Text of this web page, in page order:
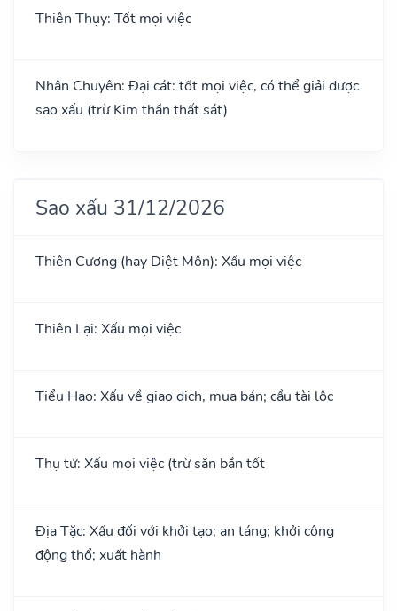
Thiên Thụy: Tốt mọi việc
Nhân Chuyên: Đại cát: tốt mọi việc, có thể giải được
sao xấu (trừ Kim thần thất sát)
Sao xấu 31/12/2026
Thiên Cương (hay Diệt Môn): Xấu mọi việc
Thiên Lại: Xấu mọi việc
Tiểu Hao: Xấu về giao dịch, mua bán; cầu tài lộc
Thụ tử: Xấu mọi việc (trừ săn bắn tốt
Địa Tặc: Xấu đối với khởi tạo; an táng; khởi công
động thổ; xuất hành